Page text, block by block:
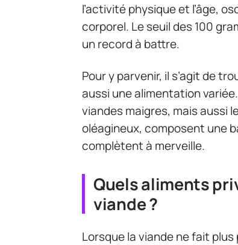
l’activité physique et l’âge,
corporel. Le seuil des 100
un record à battre.
Pour y parvenir, il s’agit de
aussi une alimentation
viandes maigres, mais aussi
oléagineux, composent une
complètent à merveille.
Quels aliments
viande ?
Lorsque la viande ne fait